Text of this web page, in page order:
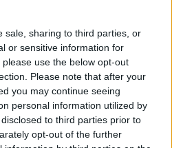
sale, sharing to third parties, or
or sensitive information for
use the below opt-out
Please note that after your
you may continue seeing
personal information utilized by
to third parties prior to
opt-out of the further
καταβολή του
– Ποιους αφορά
«Κλείδωσε» η
στις